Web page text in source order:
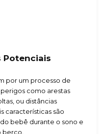
Potenciais
por um processo de
como arestas
ou distâncias
características são
bebê durante o sono e
berço.